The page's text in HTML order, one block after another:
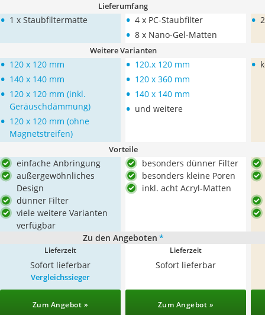
Lieferumfang
• 1 x Staubfiltermatte • 4 x PC-Staubfilter
• 8 x Nano-Gel-Matten
•
Weitere Varianten
• 120 x 120 mm
• 140 x 140 mm
• 120 x 120 mm (inkl.
Geräuschdämmung)
• 120 x 120 mm (ohne
Magnetstreifen)
• 120.x 120 mm
• 120 x 360 mm
• 140 x 140 mm
• und weitere
•
Vorteile
einfache Anbringung
außergewöhnliches
Design
dünner Filter
viele weitere Varianten
verfügbar
besonders dünner Filter
besonders kleine Poren
inkl. acht Acryl-Matten
Zu den Angeboten *
Lieferzeit
Sofort lieferbar
Lieferzeit
Sofort lieferbar
Vergleichssieger
Zum Angebot » Zum Angebot »